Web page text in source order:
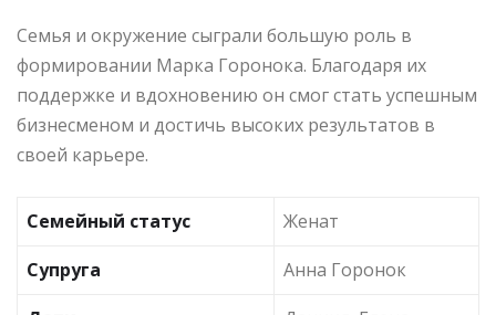
Семья и окружение сыграли большую роль в
формировании Марка Горонока. Благодаря их
поддержке и вдохновению он смог стать успешным
бизнесменом и достичь высоких результатов в
своей карьере.
Семейный статус
Женат
Супруга
Анна Горонок